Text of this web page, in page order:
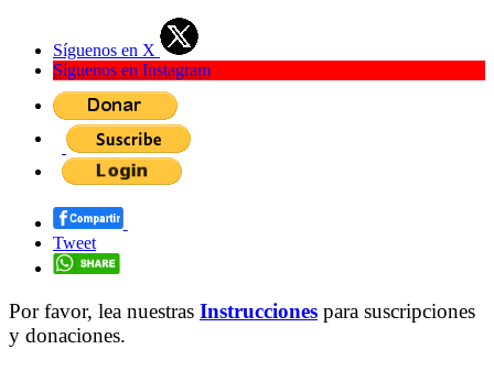
Síguenos en X
Síguenos en Instagram
Tweet
Por favor, lea nuestras Instrucciones para suscripciones
y donaciones.